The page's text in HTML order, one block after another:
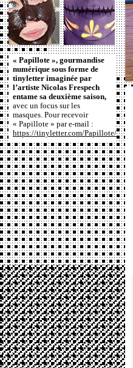
« Papillote », gourmandise
numérique sous forme de
tinyletter imaginée par
l’artiste Nicolas Frespech
entame sa deuxième saison,
avec un focus sur les
masques. Pour recevoir
« Papillote » par e-mail :
https://tinyletter.com/Papillote/